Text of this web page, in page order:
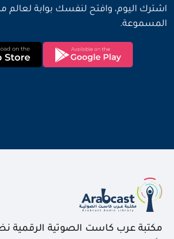
اشترك اليوم، وافتح لنفسك بوابة لعالم
المسموعة.
مكتبة عرب كاست الصوتية الرقمية